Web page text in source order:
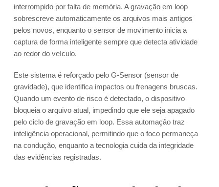
interrompido por falta de memória. A gravação em loop
sobrescreve automaticamente os arquivos mais antigos
pelos novos, enquanto o sensor de movimento inicia a
captura de forma inteligente sempre que detecta atividade
ao redor do veículo.
Este sistema é reforçado pelo G-Sensor (sensor de
gravidade), que identifica impactos ou frenagens bruscas.
Quando um evento de risco é detectado, o dispositivo
bloqueia o arquivo atual, impedindo que ele seja apagado
pelo ciclo de gravação em loop. Essa automação traz
inteligência operacional, permitindo que o foco permaneça
na condução, enquanto a tecnologia cuida da integridade
das evidências registradas.